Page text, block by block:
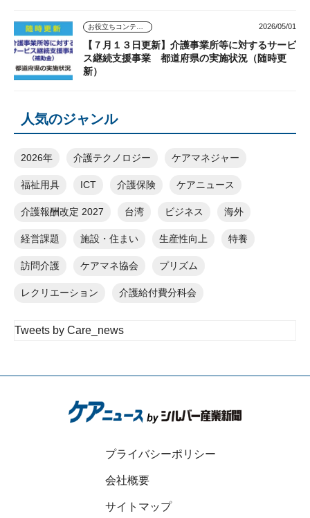
2026/05/01
【７月１３日更新】介護事業所等に対するサービ
ス継続支援事業 都道府県の実施状況（随時更
新）
人気のジャンル
2026年 介護テクノロジー ケアマネジャー
福祉用具 ICT 介護保険 ケアニュース
介護報酬改定 2027 台湾 ビジネス 海外
経営課題 施設・住まい 生産性向上 特養
訪問介護 ケアマネ協会 プリズム
レクリエーション 介護給付費分科会
Tweets by Care_news
プライバシーポリシー
会社概要
サイトマップ